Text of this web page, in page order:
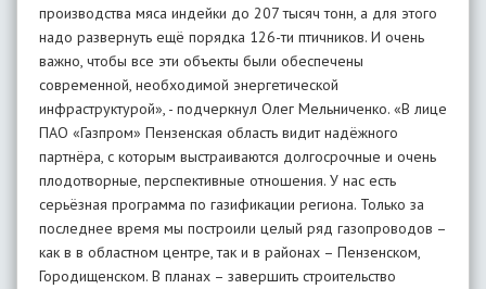
производства мяса индейки до 207 тысяч тонн, а для этого
надо развернуть ещё порядка 126-ти птичников. И очень
важно, чтобы все эти объекты были обеспечены
современной, необходимой энергетической
инфраструктурой», - подчеркнул Олег Мельниченко. «В лице
ПАО «Газпром» Пензенская область видит надёжного
партнёра, с которым выстраиваются долгосрочные и очень
плодотворные, перспективные отношения. У нас есть
серьёзная программа по газификации региона. Только за
последнее время мы построили целый ряд газопроводов –
как в в областном центре, так и в районах – Пензенском,
Городищенском. В планах – завершить строительство